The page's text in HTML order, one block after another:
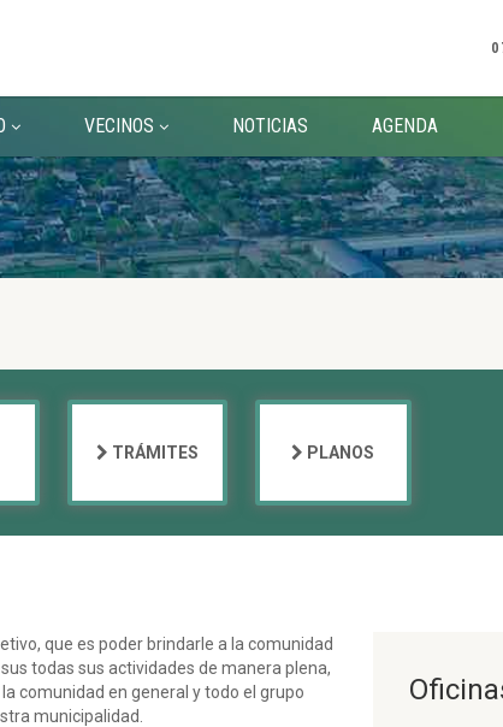
VECINOS NOTICIAS AGENDA
TRÁMITES PLANOS
que es poder brindarle a la comunidad
todas sus actividades de manera plena,
comunidad en general y todo el grupo
municipalidad.